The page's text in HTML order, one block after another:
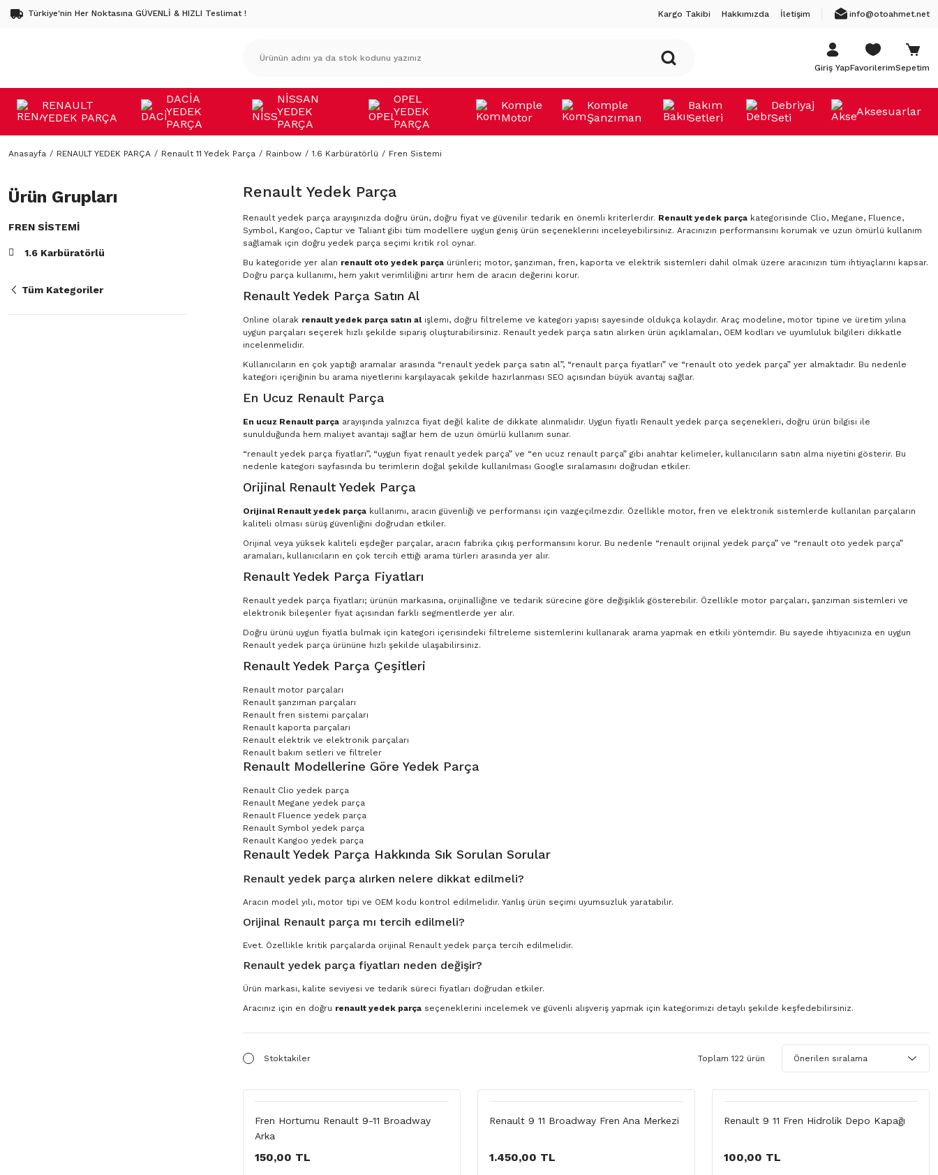
Türkiye'nin Her Noktasına GÜVENLİ & HIZLI Teslimat ! Kargo Takibi Hakkımızda İletişim info@otoahmet.net
Giriş YapFavorilerimSepetim
RENAULT
YEDEK PARÇA
DACİA
YEDEK
PARÇA
NİSSAN
YEDEK
PARÇA
OPEL
YEDEK
PARÇA
Komple
Motor
Komple
Şanzıman
Bakım
Setleri
Debriyaj
Seti
Aksesuarlar
Anasayfa RENAULT YEDEK PARÇA Renault 11 Yedek Parça Rainbow 1.6 Karbüratörlü Fren Sistemi
Ürün Grupları
FREN SISTEMI
1.6 Karbüratörlü
Tüm Kategoriler
Renault Yedek Parça
Renault yedek parça arayışınızda doğru ürün, doğru fiyat ve güvenilir tedarik en önemli kriterlerdir. Renault yedek parça kategorisinde Clio, Megane, Fluence,
Symbol, Kangoo, Captur ve Taliant gibi tüm modellere uygun geniş ürün seçeneklerini inceleyebilirsiniz. Aracınızın performansını korumak ve uzun ömürlü kullanım
sağlamak için doğru yedek parça seçimi kritik rol oynar.
Bu kategoride yer alan renault oto yedek parça ürünleri; motor, şanzıman, fren, kaporta ve elektrik sistemleri dahil olmak üzere aracınızın tüm ihtiyaçlarını kapsar.
Doğru parça kullanımı, hem yakıt verimliliğini artırır hem de aracın değerini korur.
Renault Yedek Parça Satın Al
Online olarak renault yedek parça satın al işlemi, doğru filtreleme ve kategori yapısı sayesinde oldukça kolaydır. Araç modeline, motor tipine ve üretim yılına
uygun parçaları seçerek hızlı şekilde sipariş oluşturabilirsiniz. Renault yedek parça satın alırken ürün açıklamaları, OEM kodları ve uyumluluk bilgileri dikkatle
incelenmelidir.
Kullanıcıların en çok yaptığı aramalar arasında “renault yedek parça satın al”, “renault parça fiyatları” ve “renault oto yedek parça” yer almaktadır. Bu nedenle
kategori içeriğinin bu arama niyetlerini karşılayacak şekilde hazırlanması SEO açısından büyük avantaj sağlar.
En Ucuz Renault Parça
En ucuz Renault parça arayışında yalnızca fiyat değil kalite de dikkate alınmalıdır. Uygun fiyatlı Renault yedek parça seçenekleri, doğru ürün bilgisi ile
sunulduğunda hem maliyet avantajı sağlar hem de uzun ömürlü kullanım sunar.
“renault yedek parça fiyatları”, “uygun fiyat renault yedek parça” ve “en ucuz renault parça” gibi anahtar kelimeler, kullanıcıların satın alma niyetini gösterir. Bu
nedenle kategori sayfasında bu terimlerin doğal şekilde kullanılması Google sıralamasını doğrudan etkiler.
Orijinal Renault Yedek Parça
Orijinal Renault yedek parça kullanımı, aracın güvenliği ve performansı için vazgeçilmezdir. Özellikle motor, fren ve elektronik sistemlerde kullanılan parçaların
kaliteli olması sürüş güvenliğini doğrudan etkiler.
Orijinal veya yüksek kaliteli eşdeğer parçalar, aracın fabrika çıkış performansını korur. Bu nedenle “renault orijinal yedek parça” ve “renault oto yedek parça”
aramaları, kullanıcıların en çok tercih ettiği arama türleri arasında yer alır.
Renault Yedek Parça Fiyatları
Renault yedek parça fiyatları; ürünün markasına, orijinalliğine ve tedarik sürecine göre değişiklik gösterebilir. Özellikle motor parçaları, şanzıman sistemleri ve
elektronik bileşenler fiyat açısından farklı segmentlerde yer alır.
Doğru ürünü uygun fiyatla bulmak için kategori içerisindeki filtreleme sistemlerini kullanarak arama yapmak en etkili yöntemdir. Bu sayede ihtiyacınıza en uygun
Renault yedek parça ürününe hızlı şekilde ulaşabilirsiniz.
Renault Yedek Parça Çeşitleri
Renault motor parçaları
Renault şanzıman parçaları
Renault fren sistemi parçaları
Renault kaporta parçaları
Renault elektrik ve elektronik parçaları
Renault bakım setleri ve filtreler
Renault Modellerine Göre Yedek Parça
Renault Clio yedek parça
Renault Megane yedek parça
Renault Fluence yedek parça
Renault Symbol yedek parça
Renault Kangoo yedek parça
Renault Yedek Parça Hakkında Sık Sorulan Sorular
Renault yedek parça alırken nelere dikkat edilmeli?
Aracın model yılı, motor tipi ve OEM kodu kontrol edilmelidir. Yanlış ürün seçimi uyumsuzluk yaratabilir.
Orijinal Renault parça mı tercih edilmeli?
Evet. Özellikle kritik parçalarda orijinal Renault yedek parça tercih edilmelidir.
Renault yedek parça fiyatları neden değişir?
Ürün markası, kalite seviyesi ve tedarik süreci fiyatları doğrudan etkiler.
Aracınız için en doğru renault yedek parça seçeneklerini incelemek ve güvenli alışveriş yapmak için kategorimizi detaylı şekilde keşfedebilirsiniz.
Stoktakiler Toplam 122 ürün
Fren Hortumu Renault 9-11 Broadway
Arka
150,00 TL
Renault 9 11 Broadway Fren Ana Merkezi
1.450,00 TL
Renault 9 11 Fren Hidrolik Depo Kapağı
100,00 TL